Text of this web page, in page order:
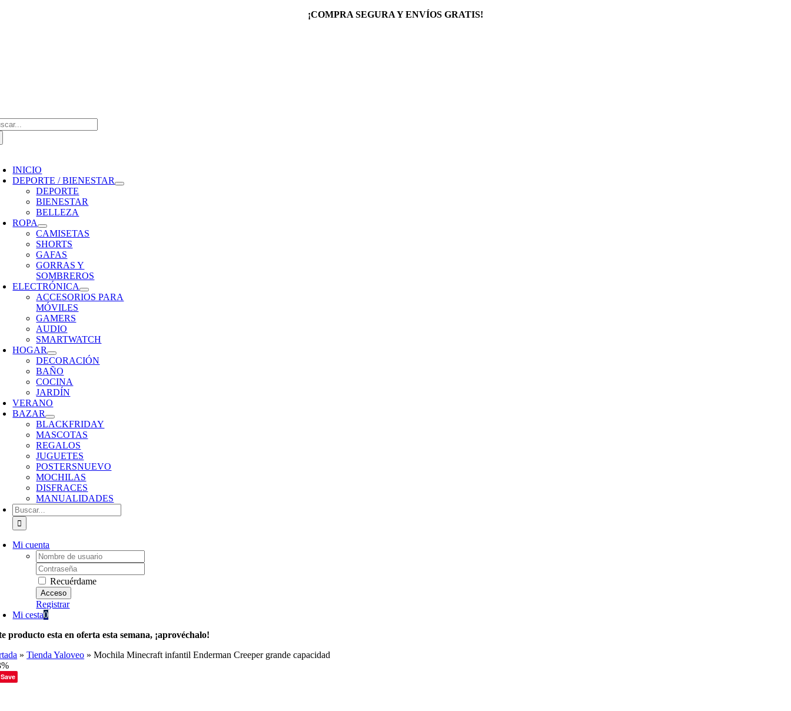
¡COMPRA SEGURA Y ENVÍOS GRATIS!
INICIO
DEPORTE / BIENESTAR
DEPORTE
BIENESTAR
BELLEZA
ROPA
CAMISETAS
SHORTS
GAFAS
GORRAS Y
SOMBREROS
ELECTRÓNICA
ACCESORIOS PARA
MÓVILES
GAMERS
AUDIO
SMARTWATCH
HOGAR
DECORACIÓN
BAÑO
COCINA
JARDÍN
VERANO
BAZAR
BLACKFRIDAY
MASCOTAS
REGALOS
JUGUETES
POSTERSNUEVO
MOCHILAS
DISFRACES
MANUALIDADES
Buscar:
Mi cuenta
Username:
Password:
Recuérdame
Registrar
Mi cesta0
producto esta en oferta esta semana, ¡aprovéchalo!
»Tienda Yaloveo »Mochila Minecraft infantil Enderman Creeper grande capacidad
Save